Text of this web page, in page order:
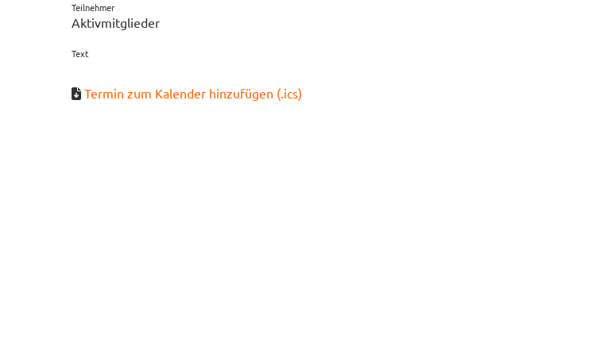
Teilnehmer
Aktivmitglieder
Text
Termin zum Kalender hinzufügen (.ics)